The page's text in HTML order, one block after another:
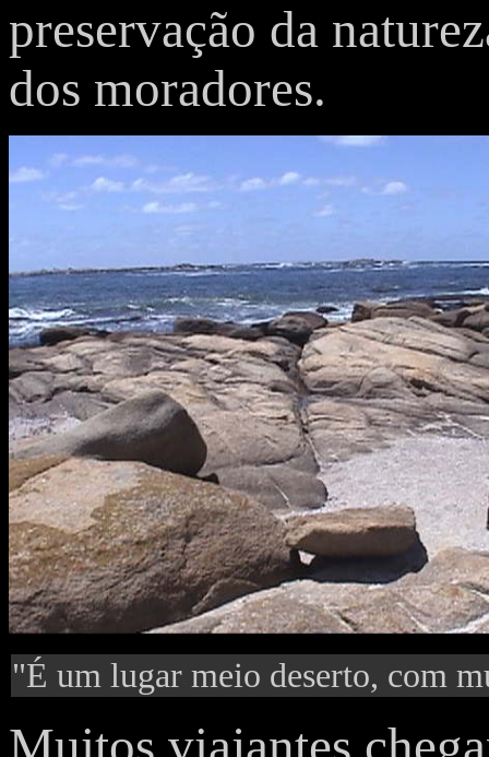
preservação da
dos moradores.
"É um lugar meio deserto, com